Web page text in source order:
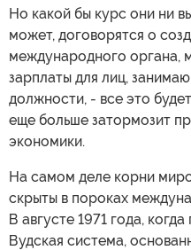
Но какой бы курс они ни
может, договорятся о
международного органа,
зарплаты для лиц,
должности, - все это
еще больше затормозит
экономики.
На самом деле корни
скрыты в пороках
В августе 1971 года,
Вудская система,